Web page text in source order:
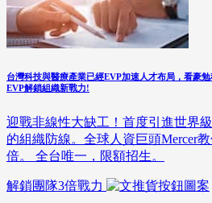
台灣科技與醫療產業已經EVP加速人才布局，看豪
EVP解鎖組織新戰力!
迎戰非線性大缺工！首度引進世界
的組織防線。全球人資巨頭Mercer
倍。 全台唯一，限額招生。
解鎖團隊3倍戰力